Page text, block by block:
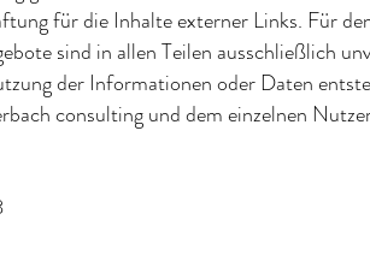
für die Inhalte externer Links. Für
sind in allen Teilen ausschließlich
der Informationen oder Daten
consulting und dem einzelnen